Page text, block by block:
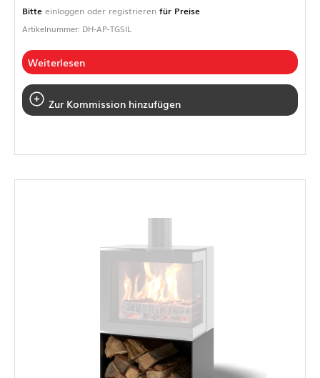
Bitte einloggen oder registrieren für Preise
Artikelnummer: DH-AP-TGSIL
Weiterlesen
Zur Kommission hinzufügen